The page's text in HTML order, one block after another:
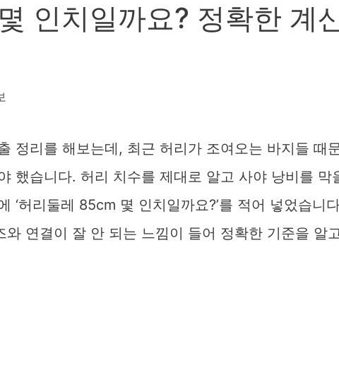
인치일까요? 정확한 계
정리를 해보는데, 최근 허리가 조여오는 바지들 때
했습니다. 허리 치수를 제대로 알고 사야 낭비를 막
‘허리둘레 85cm 몇 인치일까요?’를 적어 넣었습니
연결이 잘 안 되는 느낌이 들어 정확한 기준을 알